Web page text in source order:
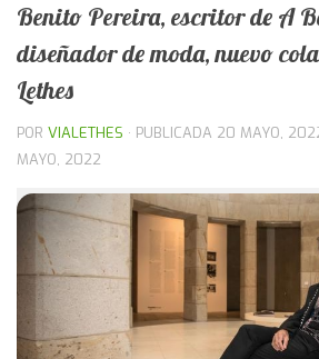
Benito Pereira, escritor de A
diseñador de moda, nuevo
Lethes
POR VIALETHES · PUBLICADA 20 MAYO,
MAYO, 2022